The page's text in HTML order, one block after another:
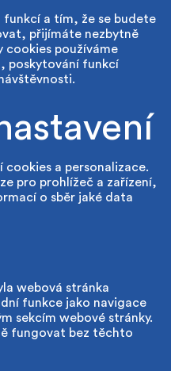
a tím, že se budete
přijímáte nezbytně
cookies používáme
poskytování funkcí
a personalizace.
pro prohlížeč a zařízení,
o sběr jaké data
webová stránka
funkce jako navigace
sekcím webové stránky.
fungovat bez těchto